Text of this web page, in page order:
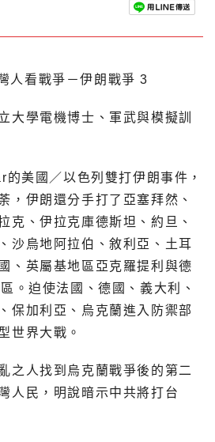
大學電機博士、軍武與模擬訓
美國／以色列雙打伊朗事件，
，伊朗還分手打了亞塞拜然、
克、伊拉克庫德斯坦、約旦、
沙烏地阿拉伯、敘利亞、土耳
、英屬基地區亞克羅提利與德
。迫使法國、德國、義大利、
保加利亞、烏克蘭進入防禦部
世界大戰。
之人找到烏克蘭戰爭後的第二
人民，明說暗示中共將打台